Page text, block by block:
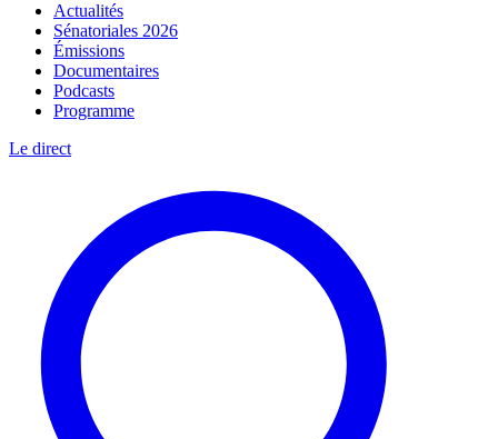
Actualités
Sénatoriales 2026
Émissions
Documentaires
Podcasts
Programme
Le direct